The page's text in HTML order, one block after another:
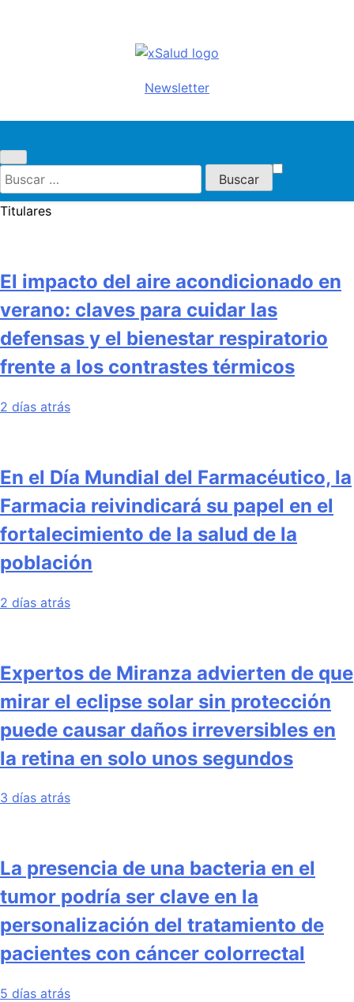
xSaludNoticias del sector salud.
sanitaria, industria farmacéutica,
farmacia, etc…
Newsletter
Buscar:
Titulares
El impacto del aire acondicionado en
verano: claves para cuidar las
defensas y el bienestar respiratorio
frente a los contrastes térmicos
2 días atrás
En el Día Mundial del Farmacéutico, la
Farmacia reivindicará su papel en el
fortalecimiento de la salud de la
población
2 días atrás
Expertos de Miranza advierten de que
mirar el eclipse solar sin protección
puede causar daños irreversibles en
la retina en solo unos segundos
3 días atrás
La presencia de una bacteria en el
tumor podría ser clave en la
personalización del tratamiento de
pacientes con cáncer colorrectal
5 días atrás